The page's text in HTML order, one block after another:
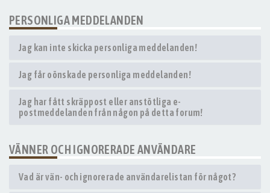
PERSONLIGA MEDDELANDEN
Jag kan inte skicka personliga meddelanden!
Jag får oönskade personliga meddelanden!
Jag har fått skräppost eller anstötliga e-
postmeddelanden från någon på detta forum!
VÄNNER OCH IGNORERADE ANVÄNDARE
Vad är vän- och ignorerade användarelistan för något?